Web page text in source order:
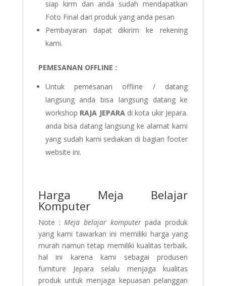
siap kirm dan anda sudah mendapatkan
Foto Final dari produk yang anda pesan
Pembayaran dapat dikirim ke rekening
kami.
PEMESANAN OFFLINE :
Untuk pemesanan offline / datang
langsung anda bisa langsung datang ke
workshop RAJA JEPARAdi kota ukir Jepara.
anda bisa datang langsung ke alamat kami
yang sudah kami sediakan di bagian footer
website ini.
Harga Meja Belajar
Komputer
Note :Meja belajar komputerpada produk
yang kami tawarkan ini memiliki harga yang
murah namun tetap memiliki kualitas terbaik.
hal ini karena kami sebagai produsen
furniture Jepara selalu menjaga kualitas
produk untuk menjaga kepuasan pelanggan